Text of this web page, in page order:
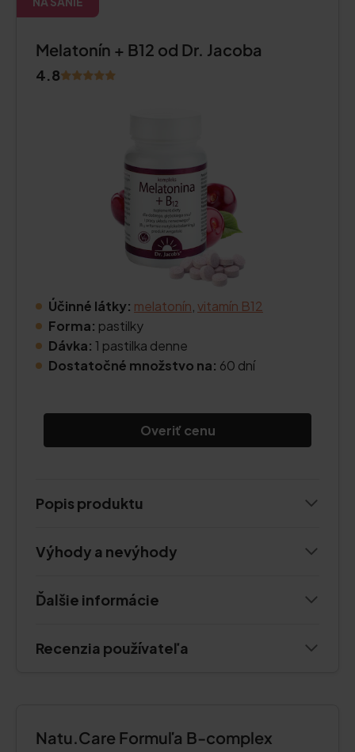
Melatonín + B12 od Dr. Jacoba
4.8
Účinné látky: melatonín vitamín B12
Forma: pastilky
Dávka: 1 pastilka denne
Dostatočné množstvo na: 60 dní
Overiť cenu
Popis produktu
Výhody a nevýhody
Ďalšie informácie
Recenzia používateľa
Natu.Care Formuľa B-complex